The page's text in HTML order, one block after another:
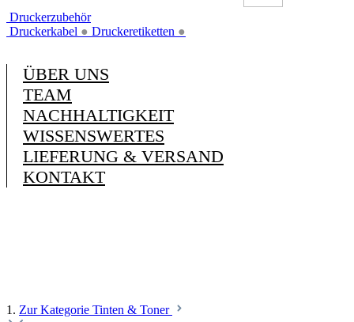
Druckerzubehör
Druckerkabel ● Druckeretiketten ●
ÜBER UNS
TEAM
NACHHALTIGKEIT
WISSENSWERTES
LIEFERUNG & VERSAND
KONTAKT
1. Zur Kategorie Tinten & Toner